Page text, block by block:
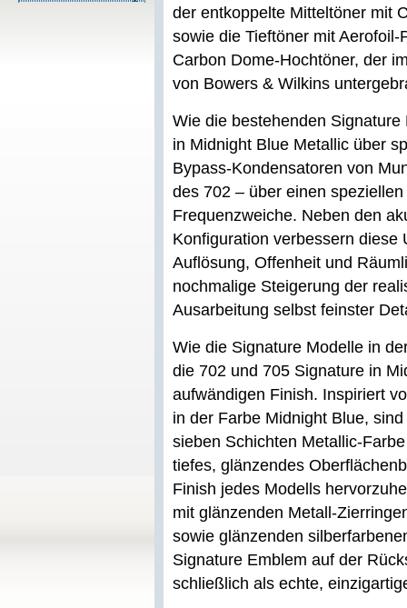
der entkoppelte Mitteltöner mit
sowie die Tieftöner mit
Carbon Dome-Hochtöner, der
von Bowers & Wilkins
Wie die bestehenden
in Midnight Blue Metallic über
Bypass-Kondensatoren von
des 702 – über einen
Frequenzweiche. Neben den
Konfiguration verbessern diese
Auflösung, Offenheit und
nochmalige Steigerung der
Ausarbeitung selbst feinster
Wie die Signature Modelle in
die 702 und 705 Signature in
aufwändigen Finish. Inspiriert
in der Farbe Midnight Blue,
sieben Schichten Metallic-
tiefes, glänzendes
Finish jedes Modells
mit glänzenden Metall-
sowie glänzenden
Signature Emblem auf der
schließlich als echte,